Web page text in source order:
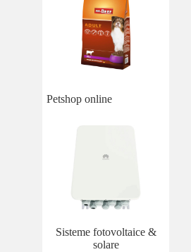
Petshop online
Sisteme fotovoltaice &
solare